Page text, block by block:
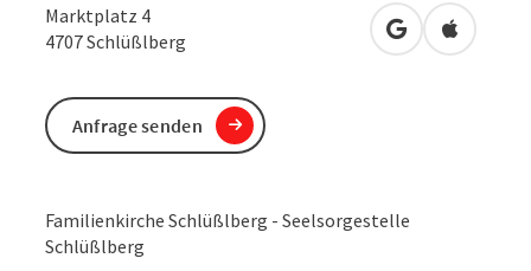
Marktplatz 4
4707Schlüßlberg in Googlein Apple
Familienkirche Schlüßlberg - Seelsorgestelle
Schlüßlberg
Anfrage senden